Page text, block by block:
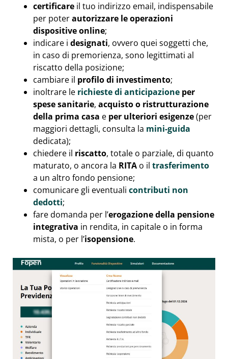
certificare il tuo indirizzo email, indispensabile
per poterautorizzare le operazioni
dispositive online;
indicare i designati, ovvero quei soggetti che,
in caso di premorienza, sono legittimati al
riscatto della posizione;
cambiare il profilo di investimento;
inoltrare le richieste di anticipazione per
spese sanitarie, acquistoo ristrutturazione
della prima casa e per ulteriori esigenze(per
maggiori dettagli, consulta la mini-guida
dedicata);
chiedere il riscatto, totale o parziale, di quanto
maturato, o ancora la RITA o il trasferimento
a un altro fondo pensione;
comunicare gli eventuali contributi non
dedotti;
fare domanda per l’erogazione della pensione
integrativa in rendita, in capitale o in forma
mista, o per l’isopensione.